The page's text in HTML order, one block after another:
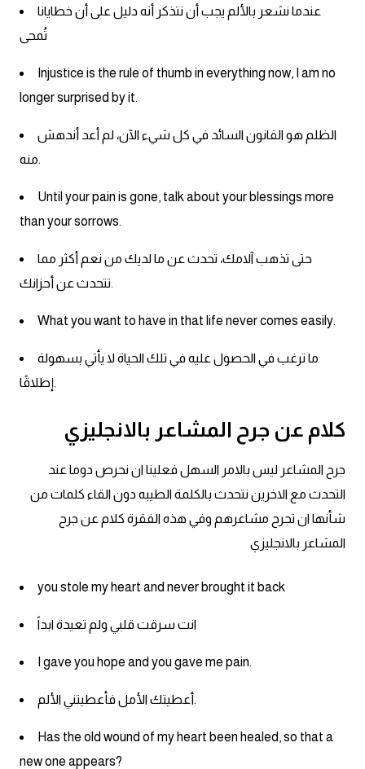
عندما نشعر بالألم يجب أن نتذكر أنه دليل على أن خطايانا
تُمحى
Injustice is the rule of thumb in everything now, I am no
longer surprised by it.
الظلم هو القانون السائد في كل شيء الآن، لم أعد أندهش
منه.
Until your pain is gone, talk about your blessings more
than your sorrows.
حتى تذهب آلامك، تحدث عن ما لديك من نعم أكثر مما
تتحدث عن أحزانك.
What you want to have in that life never comes easily.
ما ترغب في الحصول عليه في تلك الحياة لا يأتي بسهولة
إطلاقًا.
كلام عن جرح المشاعر بالانجليزي
جرح المشاعر ليس بالامر السهل فعلينا ان نحرص دوما عند
التحدث مع الاخرين نتحدث بالكلمة الطيبه دون القاء كلمات من
شأنها ان تجرح مشاعرهم وفي هذه الفقرة كلام عن جرح
المشاعر بالانجليزي
you stole my heart and never brought it back
انت سرقت قلبي ولم تعيدة ابداً
I gave you hope and you gave me pain.
أعطيتك الأمل فأعطيتني الألم.
Has the old wound of my heart been healed, so that a
new one appears?